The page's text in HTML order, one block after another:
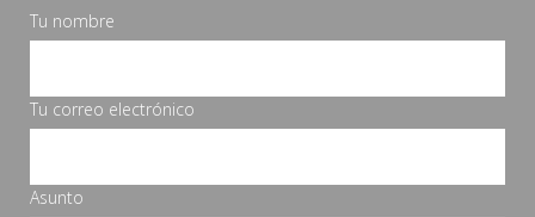
Tu nombre
Tu correo electrónico
Asunto